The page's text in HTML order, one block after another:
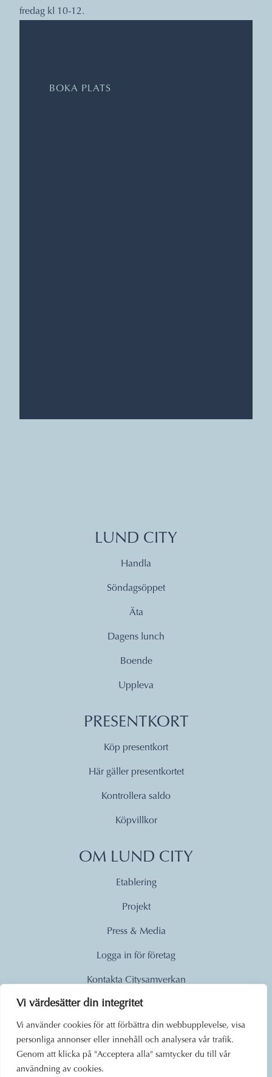
Vi värdesätter din integritet
Vi använder cookies för att förbättra din webbupplevelse, visa
personliga annonser eller innehåll och analysera vår trafik.
Genom att klicka på "Acceptera alla" samtycker du till vår
användning av cookies.
fredag kl 10-12.
BOKA PLATS
LUND CITY
Handla
Söndagsöppet
Äta
Dagens lunch
Boende
Uppleva
PRESENTKORT
Köp presentkort
Här gäller presentkortet
Kontrollera saldo
Köpvillkor
OM LUND CITY
Etablering
Projekt
Press & Media
Logga in för företag
Kontakta Citysamverkan
Lund City. Alla rättigheter
förbehållna.